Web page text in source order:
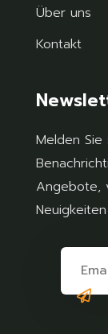
Über uns
Kontakt
Melden
Angebote,